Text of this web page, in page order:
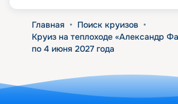
Главная • Поиск круизов •
Круиз на теплоходе «Александр
по 4 июня 2027 года